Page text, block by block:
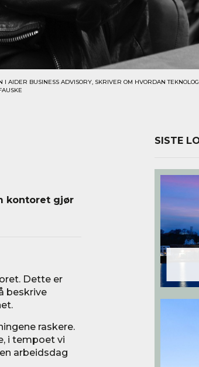
AIDER BUSINESS ADVISORY, SKRIVER OM HVORDAN
kontoret gjør
Dette er
beskrive
raskere.
i tempoet vi
arbeidsdag
SISTE